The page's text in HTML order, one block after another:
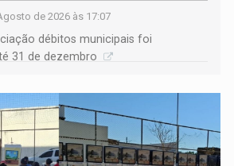
de 2026 às 17:07
débitos municipais foi
31 de dezembro